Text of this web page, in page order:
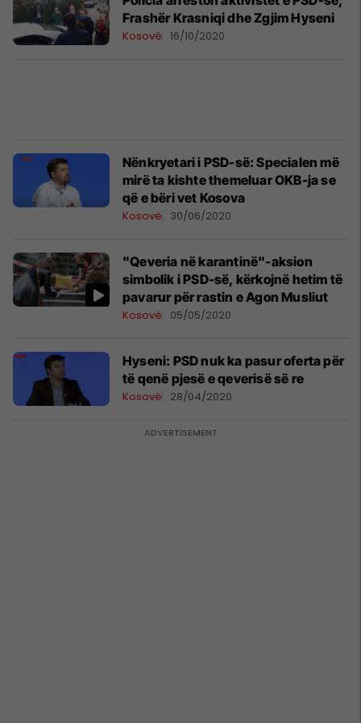
Frashër Krasniqi dhe Zgjim Hyseni
Kosovë 16/10/2020
Nënkryetari i PSD-së: Specialen më
mirë ta kishte themeluar OKB-ja se
që e bëri vet Kosova
Kosovë 30/06/2020
"Qeveria në karantinë"-aksion
simbolik i PSD-së, kërkojnë hetim të
pavarur për rastin e Agon Musliut
Kosovë 05/05/2020
Hyseni: PSD nuk ka pasur oferta për
të qenë pjesë e qeverisë së re
Kosovë 28/04/2020